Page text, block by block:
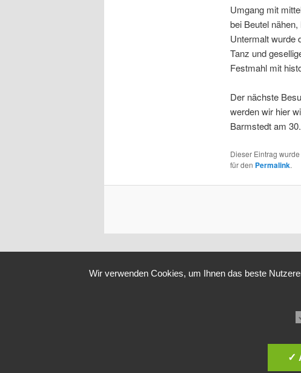
Umgang mit
bei Beutel
Untermalt wurde
Tanz und
Festmahl mit
Der nächste
werden wir hier
Barmstedt am
Dieser Eintrag
für den Permalink.
Wir verwenden Cookies, um Ihnen das beste
✓